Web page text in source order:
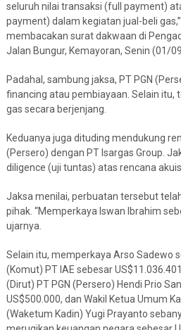
seluruh nilai transaksi (full payment)
payment) dalam kegiatan jual-beli
membacakan surat dakwaan di
Jalan Bungur, Kemayoran, Senin (01/
Padahal, sambung jaksa, PT PGN
financing atau pembiayaan. Selain itu,
gas secara berjenjang.
Keduanya juga dituding mendukung
(Persero) dengan PT Isargas Group.
diligence (uji tuntas) atas rencana
Jaksa menilai, perbuatan tersebut
pihak. “Memperkaya Iswan Ibrahim
ujarnya.
Selain itu, memperkaya Arso Sadewo
(Komut) PT IAE sebesar
(Dirut) PT PGN (Persero) Hendi Prio
US$500.000, dan Wakil Ketua Umum
(Waketum Kadin) Yugi Prayanto